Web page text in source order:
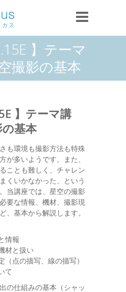
】テーマ
撮影の基本
】テーマ講
基本
も環境も撮影方法も特殊
が多いようです。また、
ことも難しく、チャレン
くいかなかった、という
当講座では、星空の撮影
要な情報、機材、撮影現
、基本から解説します。
情報
材と扱い
（点の描写、線の描写）
て
の仕組みの基本（シャッ